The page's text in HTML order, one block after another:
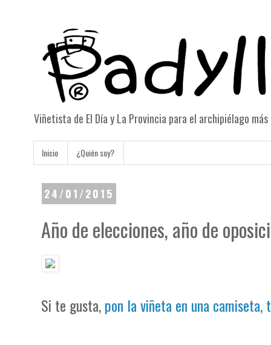
Viñetista de El Día y La Provincia para el archipiélago
Inicio ¿Quién soy?
24/01/2015
Año de elecciones, año de
Si te gusta,pon la viñeta en una camiseta,